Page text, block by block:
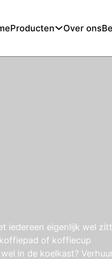
Producten Over ons
iedereen eigenlijk wel
of koffiecup
in de koelkast?